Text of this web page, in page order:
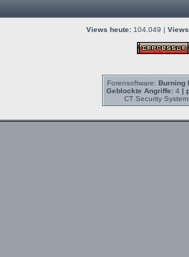
Views heute: 104.049 |
Forensoftware: Burning
Geblockte Angriffe:4 |
CT Security